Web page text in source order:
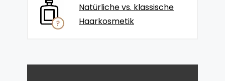
Natürliche vs. klassische
Haarkosmetik